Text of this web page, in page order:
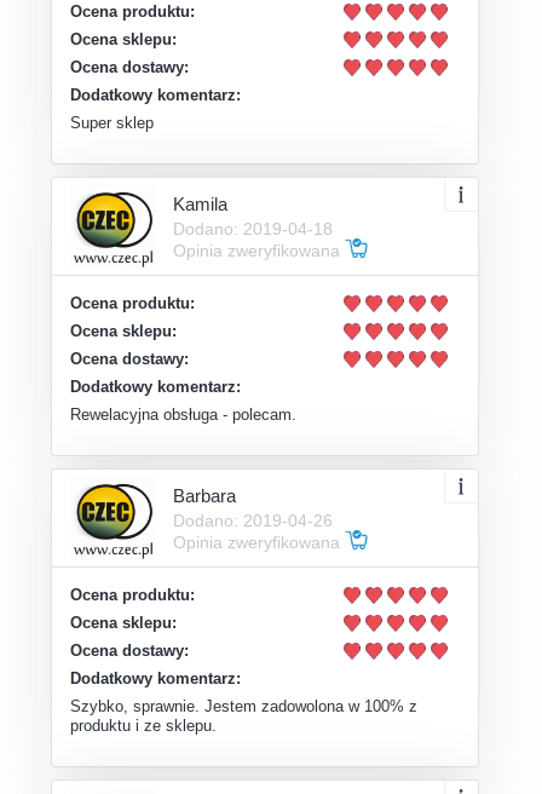
Ocena produktu:
Ocena sklepu:
Ocena dostawy:
Dodatkowy komentarz:
Super sklep
Kamila
Dodano: 2019-04-18
Opinia zweryfikowana
Ocena produktu:
Ocena sklepu:
Ocena dostawy:
Dodatkowy komentarz:
Rewelacyjna obsługa - polecam.
Barbara
Dodano: 2019-04-26
Opinia zweryfikowana
Ocena produktu:
Ocena sklepu:
Ocena dostawy:
Dodatkowy komentarz:
Szybko, sprawnie. Jestem zadowolona w 100% z
produktu i ze sklepu.